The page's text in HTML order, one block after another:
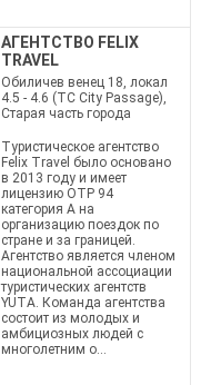
АГЕНТСТВО FELIX
TRAVEL
Обиличев венец 18, локал
4.5 - 4.6 (TC City Passage),
Старая часть города
Туристическое агентство
Felix Travel было основано
в 2013 году и имеет
лицензию OTP 94
категория A на
организацию поездок по
стране и за границей.
Агентство является членом
национальной ассоциации
туристических агентств
YUTA. Команда агентства
состоит из молодых и
амбициозных людей с
многолетним о...